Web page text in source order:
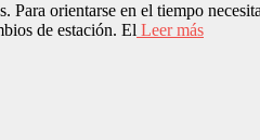
Para orientarse en el tiempo
de estación. El Leer más